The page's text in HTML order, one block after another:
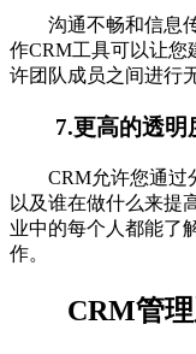
沟通不畅和信息传
作CRM工具可以让您
许团队成员之间进行
7.更高的透明
CRM允许您通过分
以及谁在做什么来提
业中的每个人都能了
作。
CRM管理